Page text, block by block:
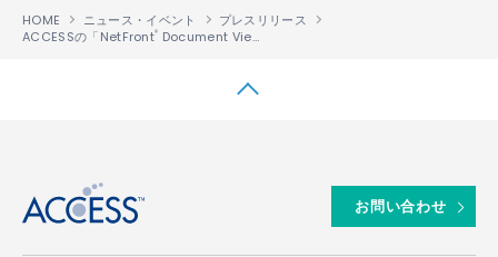
HOME ニュース・イベント
プレスリリース
ACCESSの「NetFront® Document Viewer」が、シャープの中国市場向けスマートフォン「SH8188U」に採用
お問い合わせ